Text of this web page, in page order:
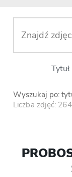
Wyszukaj po:
Liczba zdjęć: